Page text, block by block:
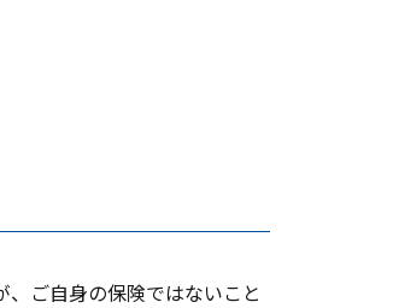
ご⾃⾝の保険ではないこと